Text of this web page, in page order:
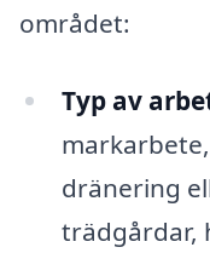
området:
Typ av
dränering
trädgårdar,